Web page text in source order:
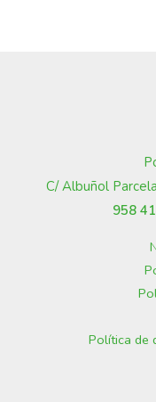
C/ Albuñol
958
Política de